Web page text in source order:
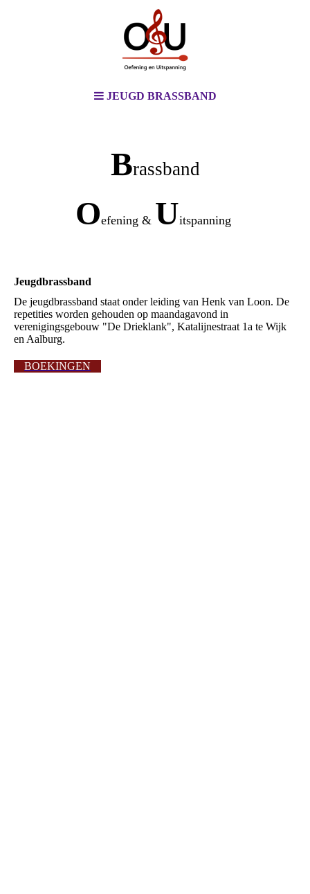
JEUGD BRASSBAND
Brassband
Oefening & Uitspanning
Jeugdbrassband
De jeugdbrassband staat onder leiding van Henk van Loon. De
repetities worden gehouden op maandagavond in
verenigingsgebouw "De Drieklank", Katalijnestraat 1a te Wijk
en Aalburg.
BOEKINGEN